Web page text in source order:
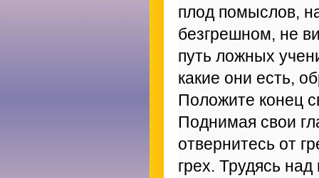
плод помыслов,
безгрешном, не
путь ложных
какие они есть,
Положите конец
Поднимая свои
отвернитесь от
грех. Трудясь